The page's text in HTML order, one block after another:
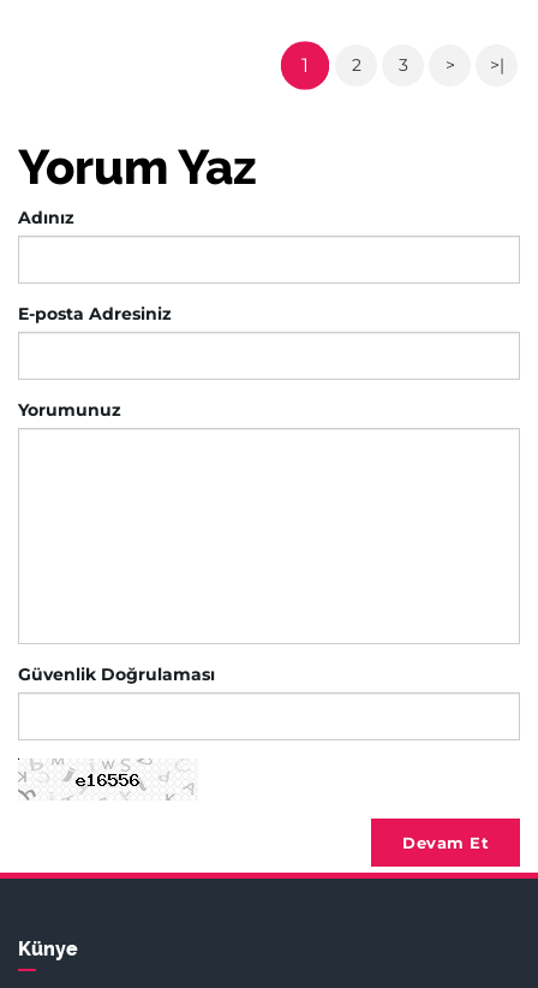
1 2 3 > >|
Yorum Yaz
Adınız
E-posta Adresiniz
Yorumunuz
Güvenlik Doğrulaması
Devam Et
Künye